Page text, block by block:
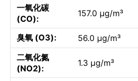
一氧化碳
(CO):
157.0 µg/m³
臭氧 (O3):
56.0 µg/m³
二氧化氮
(NO2):
1.3 µg/m³